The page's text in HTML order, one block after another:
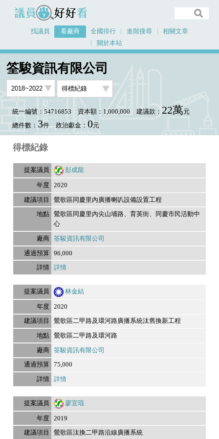
議員好好看
找議員 看廠商 全國排行 進階搜尋
相關文章
關於本站
筌駿資訊有限公司
統一編號：54716853 資本額：1,000,000 建議款： 22萬元
總件數： 3件 政治獻金： 0元
得標紀錄
彭成龍
2020
鶯歌區同慶里內廣播喇叭設備設置工程
鶯歌區同慶里內尖山埔路、育英街、同慶市民活動中
心
筌駿資訊有限公司
96,000
詳情
林金結
2020
鶯歌區二甲路及環河路廣播系統汰舊換新工程
鶯歌區二甲路及環河路
筌駿資訊有限公司
75,000
詳情
廖宜琨
2019
鶯歌區汰換二甲路沿線廣播系統